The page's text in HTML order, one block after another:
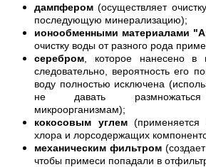
дампфером(осуществляет
последующую минерализацию);
ионообменными материалами
очистку воды от разного рода
серебром , которое нанесено
следовательно, вероятность его
воду полностью исключена
не давать размножаться
микроорганизмам);
кокосовым углем(применяется
хлора и лорсодержащих
механическим фильтром
чтобы примеси попадали в